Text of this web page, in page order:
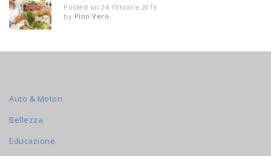
Posted on 24 Ottobre 2016
by Pino Vero
Auto & Motori
Bellezza
Educazione